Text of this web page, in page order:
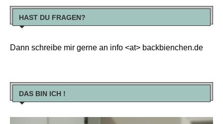
HAST DU FRAGEN?
Dann schreibe mir gerne an info <at> backbienchen.de
DAS BIN ICH !